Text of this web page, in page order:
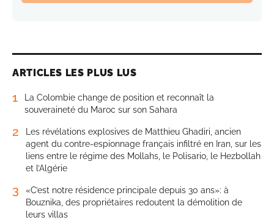
ARTICLES LES PLUS LUS
1
La Colombie change de position et reconnaît la
souveraineté du Maroc sur son Sahara
2
Les révélations explosives de Matthieu Ghadiri, ancien
agent du contre-espionnage français infiltré en Iran, sur les
liens entre le régime des Mollahs, le Polisario, le Hezbollah
et l’Algérie
3
«C’est notre résidence principale depuis 30 ans»: à
Bouznika, des propriétaires redoutent la démolition de
leurs villas